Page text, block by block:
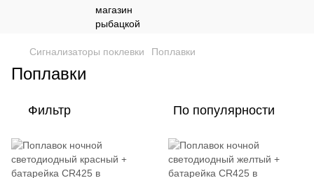
Сигнализаторы поклевки Поплавки
Поплавки
Фильтр По популярности